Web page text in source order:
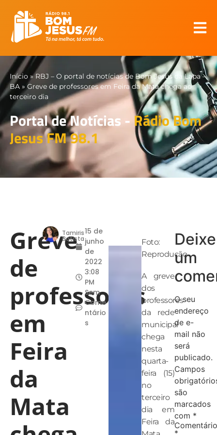
Início »RBJ – O portal de notícias de Bom Jesus da Lapa –
BA » Greve de professores em Feira da Mata chega ao
terceiro dia
Portal de Notícias -Rádio Bom
Jesus FM 98.1
Greve
de
professores
em
Feira
da
Mata
Tamiris
Batista
15 de
junho
de
2022
3:08
PM
Sem
Come
ntário
s
Foto:
Reprodução
A greve
dos
professores
da rede
municipal
chega
nesta
quarta-
feira (15)
no
terceiro
dia em
Feira da
Deixe
um
O seu
endereço
de e-
mail não
será
publicado.
Campos
são
marcados
com *
Comentário
*